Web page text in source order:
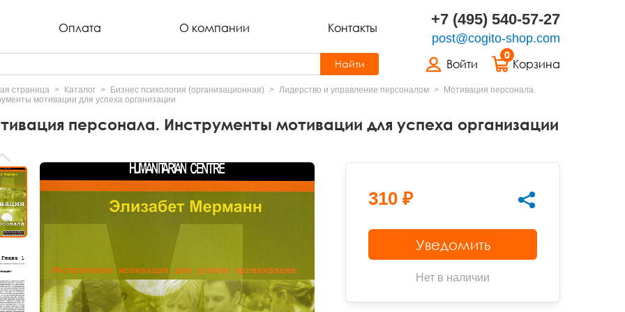
Оплата О компании Контакты +7 (495) 540-57-27
post@cogito-shop.com
Войти
0
Корзина
Найти
страница Каталог Бизнес психология (организационная) Лидерство и управление персоналом
Мотивация персонала.
мотивации для успеха организации
персонала. Инструменты мотивации для успеха организации
310 ₽
Уведомить
Нет в наличии